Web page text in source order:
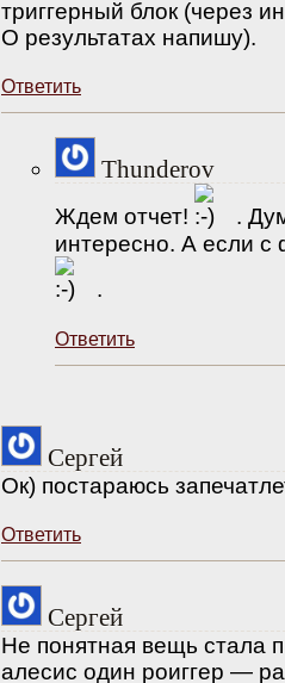
триггерный блок (через
О результатах напишу).
Ответить
Thunderov
Ждем отчет!
.
интересно. А если
.
Ответить
Сергей
Ок) постараюсь
Ответить
Сергей
Не понятная вещь стала
алесис один роиггер —